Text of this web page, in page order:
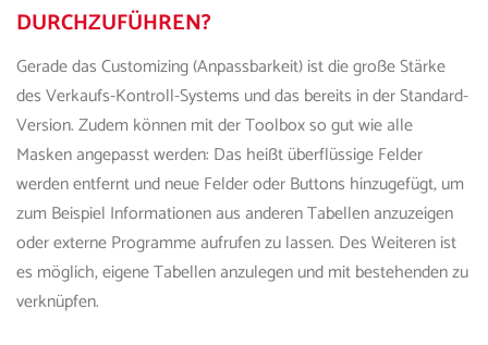
DURCHZUFÜHREN?
Gerade das Customizing (Anpassbarkeit) ist die große Stärke
des Verkaufs-Kontroll-Systems und das bereits in der Standard-
Version. Zudem können mit der Toolbox so gut wie alle
Masken angepasst werden: Das heißt überflüssige Felder
werden entfernt und neue Felder oder Buttons hinzugefügt, um
zum Beispiel Informationen aus anderen Tabellen anzuzeigen
oder externe Programme aufrufen zu lassen. Des Weiteren ist
es möglich, eigene Tabellen anzulegen und mit bestehenden zu
verknüpfen.